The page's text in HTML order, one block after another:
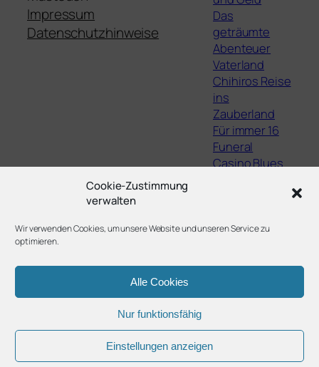
Cookie-Zustimmung
verwalten
Wir verwenden Cookies, um unsere Website und unseren Service zu
optimieren.
Alle Cookies
Nur funktionsfähig
Einstellungen anzeigen
Impressum
Datenschutzhinweise
Das
geträumte
Abenteuer
Vaterland
Chihiros Reise
ins
Zauberland
Für immer 16
Funeral
Casino Blues
Filme von Jean
Twenty Twenty-Five Gestaltet mit